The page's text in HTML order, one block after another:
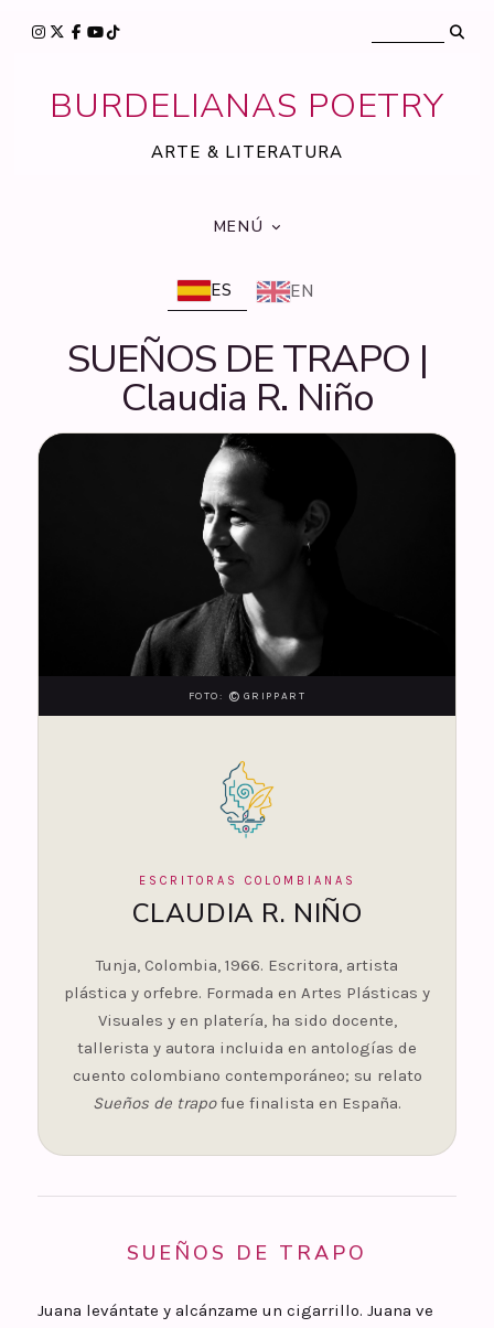
BURDELIANAS POETRY
ARTE & LITERATURA
MENÚ
ES EN
SUEÑOS DE TRAPO |
Claudia R. Niño
FOTO: © GRIPPART
ESCRITORAS COLOMBIANAS
CLAUDIA R. NIÑO
Tunja, Colombia, 1966. Escritora, artista
plástica y orfebre. Formada en Artes Plásticas y
Visuales y en platería, ha sido docente,
tallerista y autora incluida en antologías de
cuento colombiano contemporáneo; su relato
Sueños de trapofue finalista en España.
SUEÑOS DE TRAPO
Juana levántate y alcánzame un cigarrillo. Juana ve